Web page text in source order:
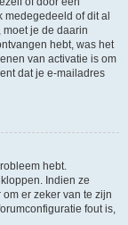
medegedeeld of dit al
je de daarin
hebt, was het
van activatie is om
dat je e-mailadres
hebt.
Indien ze
er zeker van te zijn
fout is,